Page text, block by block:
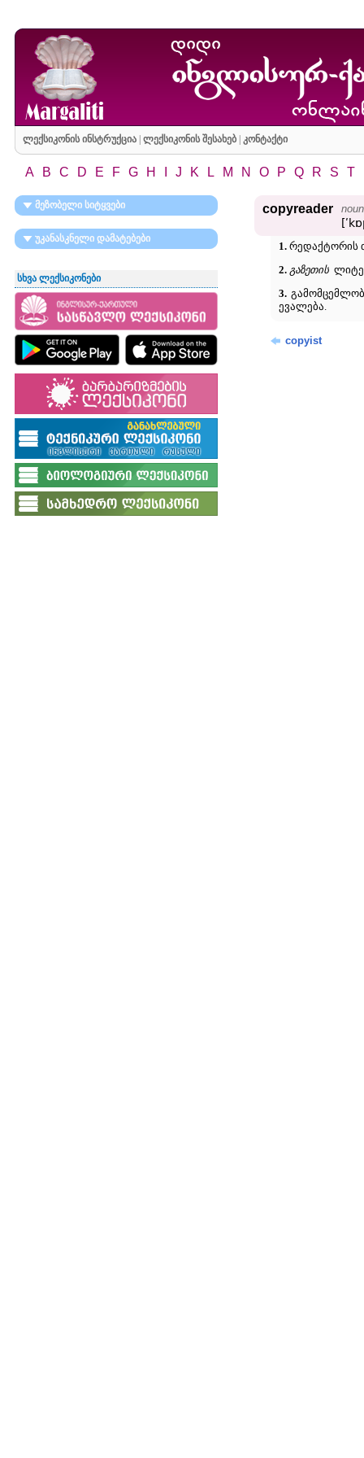
ლექსიკონის ინსტრუქცია| ლექსიკონის შესახებ| კონტაქტი
A B C D E F G H J K L M N O P Q R S T
მეზობელი სიტყვები
უკანასკნელი დამატებები
სხვა ლექსიკონები
copyreader noun
1.რედაქტორის
2. გაზეთის
3.
ევალება.
copyist